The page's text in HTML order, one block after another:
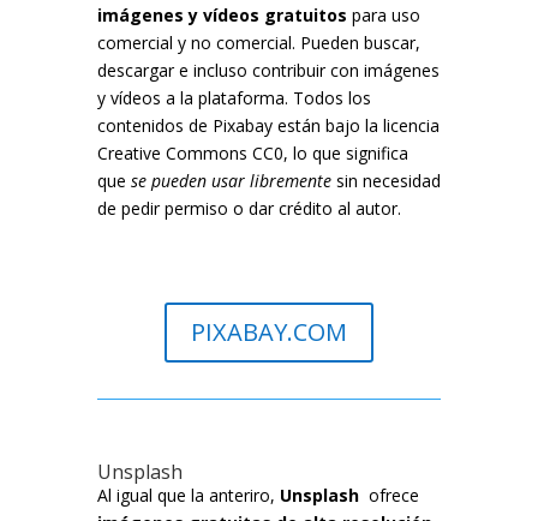
imágenes y vídeos gratuitos para uso
comercial y no comercial. Pueden buscar,
descargar e incluso contribuir con imágenes
y vídeos a la plataforma. Todos los
contenidos de Pixabay están bajo la licencia
Creative Commons CC0, lo que significa
que se pueden usar librementesin necesidad
de pedir permiso o dar crédito al autor.
PIXABAY.COM
Unsplash
Al igual que la anteriro, Unsplashofrece